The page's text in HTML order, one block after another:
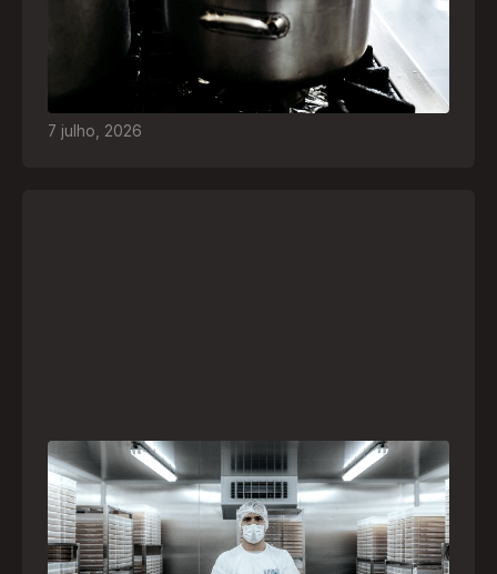
O inverno chegou e, com ele, práticas perigosas
para espantar o frio voltam a ser comuns. Saiba
quais são os riscos e como agir em caso de
7 julho 2026
A paranaense Vuelo Pharma é uma das 13
empresas brasileiras selecionadas para
representar o Brasil na maior feira de
negócios de Angola